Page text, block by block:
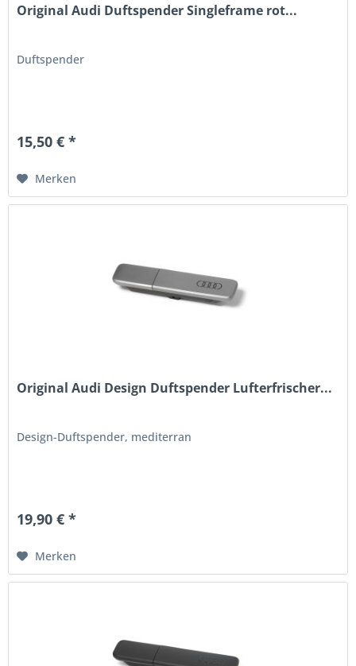
Original Audi Duftspender Singleframe rot...
Duftspender
15,50 € *
Merken
Original Audi Design Duftspender Lufterfrischer...
Design-Duftspender, mediterran
19,90 € *
Merken